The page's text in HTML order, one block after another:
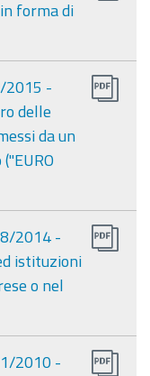
forma di
2015 -
delle
da un
2014 -
istituzioni
o nel
2010 -